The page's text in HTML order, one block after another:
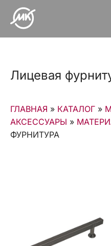
Лицевая
ГЛАВНАЯ » КАТАЛОГ »
АКСЕССУАРЫ »
ФУРНИТУРА